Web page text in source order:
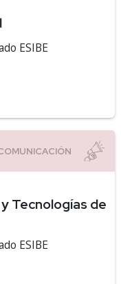
ESIBE
Tecnologías de
ESIBE